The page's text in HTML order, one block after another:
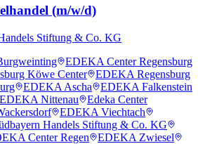
(m/w/d)
Stiftung & Co. KG
EDEKA Center Regensburg
Köwe Center
EDEKA Regensburg
EDEKA Ascha
EDEKA Falkenstein
EDEKA Nittenau
Edeka Center
EDEKA Viechtach
Handels Stiftung & Co. KG
Center Regen
EDEKA Zwiesel